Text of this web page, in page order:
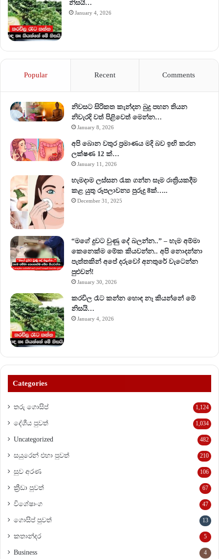
නිසයි…
January 4, 2026
Popular Recent Comments
නිවසට සිරිකත කැන්දන බුදු පහන තියන
නිවැරදි වත් පිළිවෙත් මෙන්න…
January 8, 2026
අපි බොන වතුර ප්‍රමාණය මදි බව ඉඟි කරන
ලක්ෂණ 12 ක්…
January 11, 2026
හැමදාම ලස්සන රැක ගන්න සෑම රාත්‍රියකදීම
කළ යුතු රූපලාවන්‍ය පුරුදු 8ක්…..
December 31, 2025
“මගේ දුවට වුණු දේ බලන්න..” – හැම අම්මා
කෙනෙක්ම මේක කියවන්න.. අපි නොදන්නා
පැත්තකින් අපේ දරුවෝ අනතුරේ වැටෙන්න
පුළුවන්!
January 30, 2026
කරවිල රෑට කන්න හොඳ නෑ කියන්නේ මේ
නිසයි…
January 4, 2026
Categories
තරු ගොසිප් 1,124
දේශීය පුවත් 1,034
Uncategorized 482
සයුරෙන් එහා පුවත් 210
සුව අරණ 106
ක්‍රීඩා පුවත් 67
විශේෂාංග 47
ගොසිප් පුවත් 13
කතාන්දර 5
Business 4